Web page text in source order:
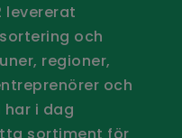
levererat
och
regioner,
och
har i dag
sortiment för